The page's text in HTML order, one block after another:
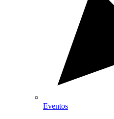
Eventos